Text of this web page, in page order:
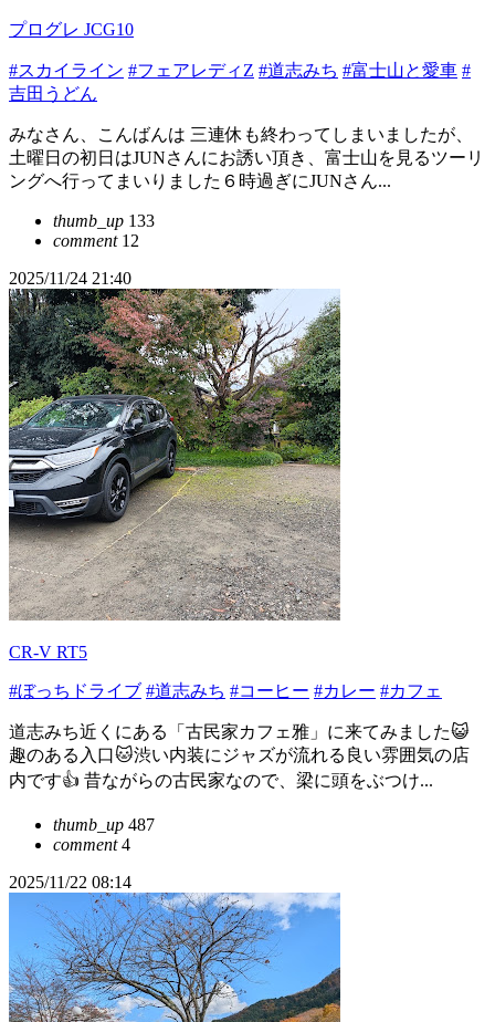
プログレ JCG10
#スカイライン #フェアレディZ #道志みち #富士山と愛車 #
吉田うどん
みなさん、こんばんは 三連休も終わってしまいましたが、
土曜日の初日はJUNさんにお誘い頂き、富士山を見るツーリ
ングへ行ってまいりました６時過ぎにJUNさん...
thumb_up 133
comment12
2025/11/24 21:40
CR-V RT5
#ぼっちドライブ #道志みち #コーヒー #カレー #カフェ
道志みち近くにある「古民家カフェ雅」に来てみました😺
趣のある入口🐱渋い内装にジャズが流れる良い雰囲気の店
内です👍️ 昔ながらの古民家なので、梁に頭をぶつけ...
thumb_up 487
comment4
2025/11/22 08:14